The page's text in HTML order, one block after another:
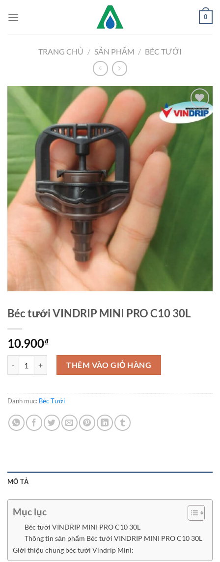
đến
0
TRANG CHỦ / SẢN PHẨM / BÉC TƯỚI
Béc tưới VINDRIP MINI PRO C10 30L
10.900₫
Béc tưới VINDRIP MINI PRO C10 30L số lượng
THÊM VÀO GIỎ HÀNG
Danh mục: Béc Tưới
MÔ TẢ
Mục lục
Béc tưới VINDRIP MINI PRO C10 30L
Thông tin sản phẩm Béc tưới VINDRIP MINI PRO C10 30L
Giới thiệu chung béc tưới Vindrip Mini: